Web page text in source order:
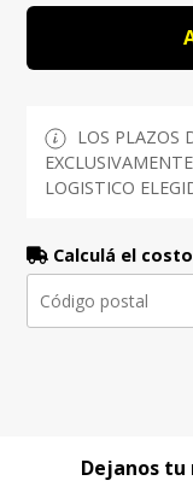
LOS PLAZOS
LOGISTICO
Calculá el
Dejanos tu